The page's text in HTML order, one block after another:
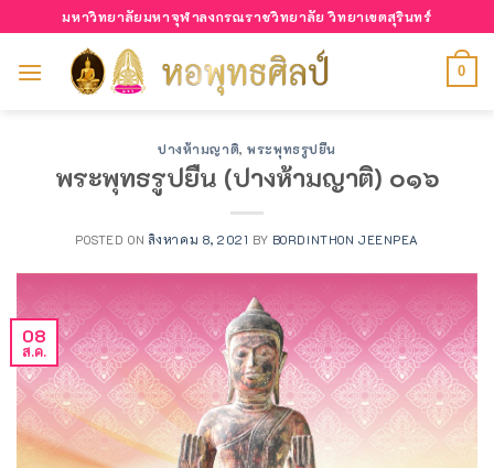
to
content
มหาวิทยาลัยมหาจุฬาลงกรณราชวิทยาลัย วิทยาเขตสุรินทร์
0
ปางห้ามญาติ,พระพุทธรูปยืน
พระพุทธรูปยืน (ปางห้ามญาติ) ๐๑๖
POSTED ON สิงหาคม 8, 2021 BY BORDINTHON JEENPEA
08
ส.ค.